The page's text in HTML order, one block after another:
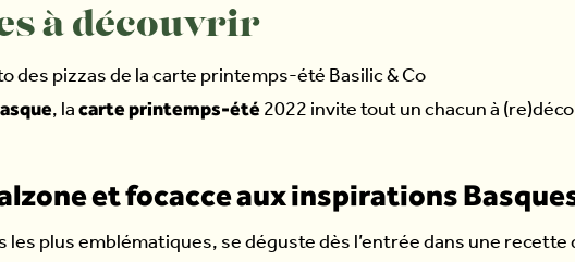
à découvrir
, la carte printemps-été 2022 invite tout un chacun à
et focacce aux inspirations
les plus emblématiques, se déguste dès l’entrée dans une recette